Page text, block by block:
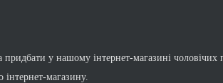
придбати у нашому інтернет-магазині чоловічих
інтернет-магазину.